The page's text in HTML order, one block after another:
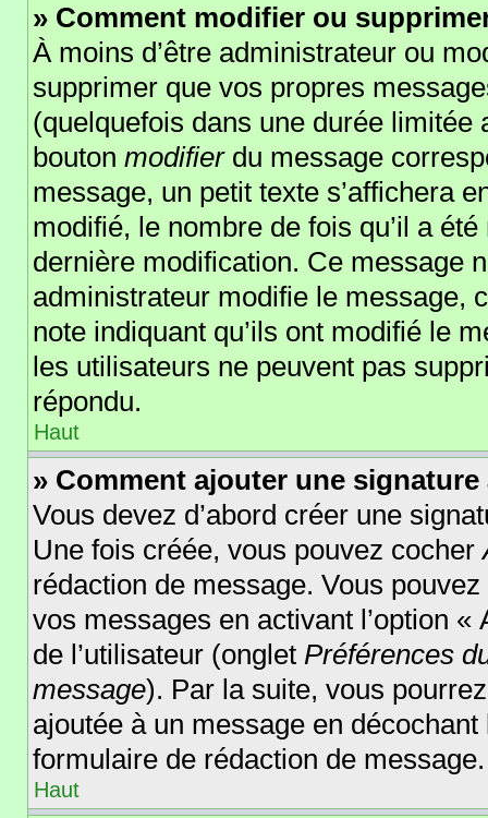
» Comment modifier ou
À moins d’être administrateur ou
supprimer que vos propres
(quelquefois dans une durée
bouton modifierdu message
message, un petit texte s’affichera
modifié, le nombre de fois qu’il a
dernière modification. Ce message
administrateur modifie le message,
note indiquant qu’ils ont modifié le
les utilisateurs ne peuvent pas
répondu.
Haut
» Comment ajouter une signature
Vous devez d’abord créer une
Une fois créée, vous pouvez cocher
rédaction de message. Vous
vos messages en activant l’option
de l’utilisateur (onglet Préférences
message). Par la suite, vous
ajoutée à un message en
formulaire de rédaction de message.
Haut